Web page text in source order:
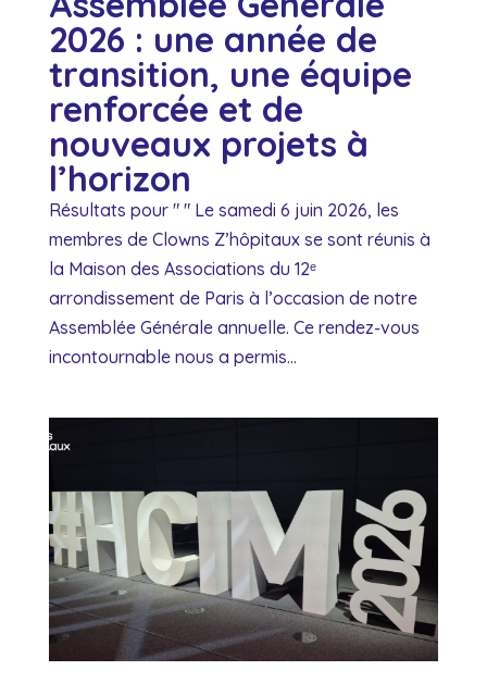
2026 : une année de
transition, une équipe
renforcée et de
nouveaux projets à
l’horizon
Résultats pour " " Le samedi 6 juin 2026, les
membres de Clowns Z’hôpitaux se sont réunis à
la Maison des Associations du 12ᵉ
arrondissement de Paris à l’occasion de notre
Assemblée Générale annuelle. Ce rendez-vous
incontournable nous a permis...